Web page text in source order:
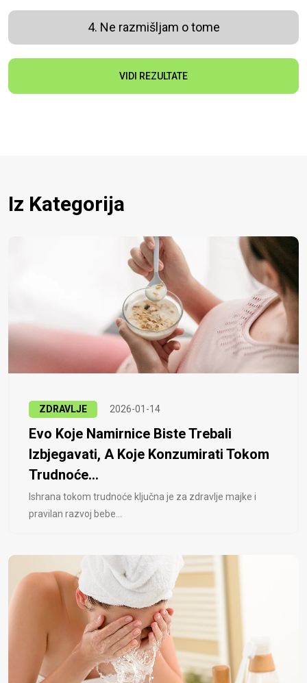
4. Ne razmišljam o tome
VIDI REZULTATE
Iz Kategorija
ZDRAVLJE 2026-01-14
Evo Koje Namirnice Biste Trebali
Izbjegavati, A Koje Konzumirati Tokom
Trudnoće...
Ishrana tokom trudnoće ključna je za zdravlje majke i
pravilan razvoj bebe...